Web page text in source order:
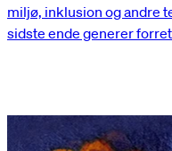
miljø, inklusion og andre
sidste ende generer